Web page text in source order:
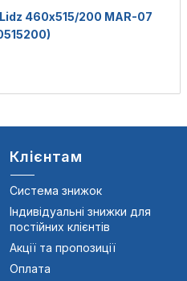
460х515/200 MAR-07
Клієнтам
Система знижок
Індивідуальні знижки для
постійних клієнтів
Акції та пропозиції
Оплата